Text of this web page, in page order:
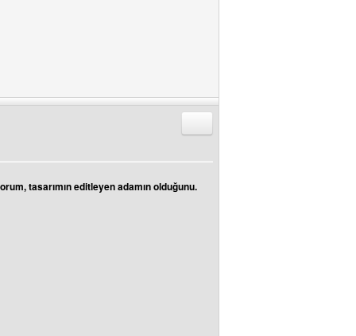
tasarımın editleyen adamın olduğunu.